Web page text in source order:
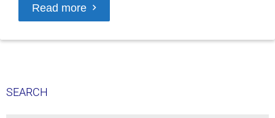
Read more
SEARCH